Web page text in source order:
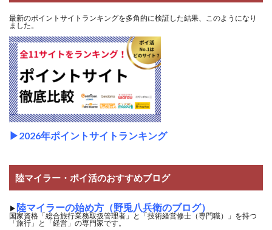
最新のポイントサイトランキングを多角的に検証した結果、このようになり
ました。
▶2026年ポイントサイトランキング
陸マイラー・ポイ活のおすすめブログ
▶陸マイラーの始め方（野兎八兵衛のブログ）
国家資格「総合旅行業務取扱管理者」と「技術経営修士（専門職）」を持つ
「旅行」と「経営」の専門家です。